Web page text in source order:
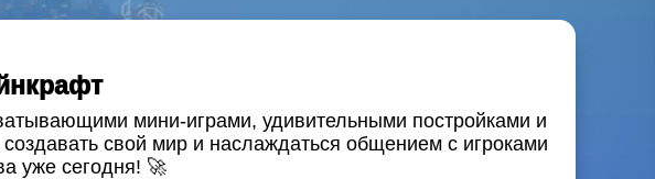
мини-играми, удивительными постройками и
свой мир и наслаждаться общением с игроками
уже сегодня! 🚀